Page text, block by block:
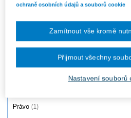
Právo (1)
ochraně osobních údajů a souborů cookie
Nastavení souborů
Zamítnout vše kromě
Přijmout všechny